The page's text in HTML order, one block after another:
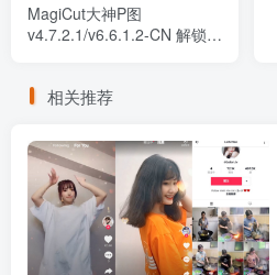
MagiCut大神P图
v4.7.2.1/v6.6.1.2-CN 解锁
相关推荐